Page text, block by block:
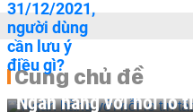
Cùng chủ đề
Ngân hàng với nỗi lo